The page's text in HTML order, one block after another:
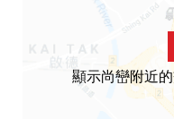
顯示尚巒附近